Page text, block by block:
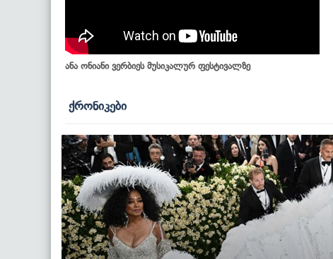
ანა ონიანი ვერბიეს მუსიკალურ ფესტივალზე
ქრონიკები